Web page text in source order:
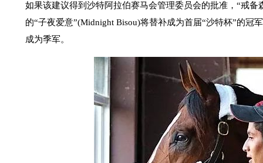
如果该建议得到沙特阿拉伯赛马会管理委员会的批准，“戒
的“子夜爱意”(Midnight Bisou)将替补成为首届“沙特杯”的冠
成为季军。